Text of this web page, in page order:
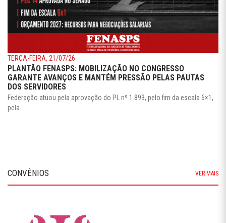
TERÇA-FEIRA, 21/07/26
PLANTÃO FENASPS: MOBILIZAÇÃO NO CONGRESSO
GARANTE AVANÇOS E MANTÉM PRESSÃO PELAS PAUTAS
DOS SERVIDORES
Federação atuou pela aprovação do PL nº 1.893, pelo fim da escala 6×1,
pela ...
CONVÊNIOS VER MAIS